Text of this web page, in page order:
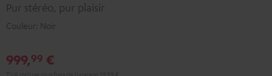
Pur stéréo, pur plaisir
Couleur: Noir
999,99 €